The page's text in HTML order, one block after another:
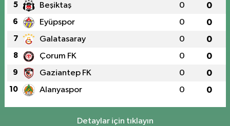
5 Beşiktaş 0 0
6 Eyüpspor 0 0
7 Galatasaray 0 0
8 Çorum FK 0 0
9 Gaziantep FK 0 0
10 Alanyaspor 0 0
Detaylar için tıklayın